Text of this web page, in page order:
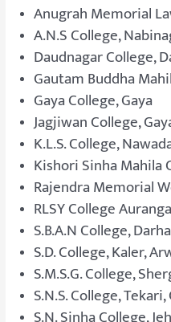
Anugrah Memorial
A.N.S College,
Daudnagar College,
Gautam Buddha
Gaya College, Gaya
Jagjiwan College,
K.L.S. College,
Kishori Sinha Mahila
Rajendra Memorial
RLSY College
S.B.A.N College,
S.D. College, Kaler,
S.M.S.G. College,
S.N.S. College, Tekari,